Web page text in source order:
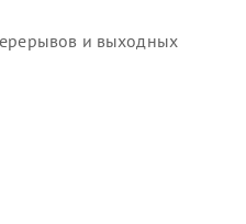
и выходных